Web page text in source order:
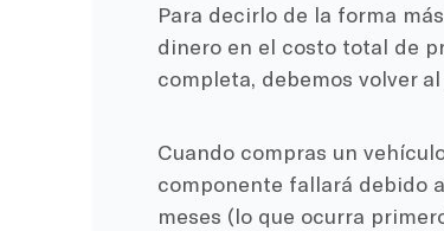
Para decirlo de la forma
dinero en el costo total de
completa, debemos volver
Cuando compras un
componente fallará debido
meses (lo que ocurra